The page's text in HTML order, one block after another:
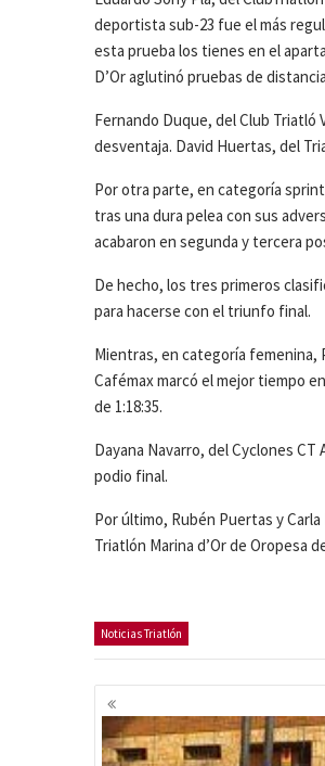
deportista sub-23 fue el más
esta prueba los tienes en el
D’Or aglutinó pruebas de
Fernando Duque, del Club Triatló
desventaja. David Huertas, del
Por otra parte, en categoría
tras una dura pelea con sus
acabaron en segunda y tercera
De hecho, los tres primeros
para hacerse con el triunfo final.
Mientras, en categoría femenina,
Cafémax marcó el mejor tiempo
de 1:18:35.
Dayana Navarro, del Cyclones
podio final.
Por último, Rubén Puertas y
Triatlón Marina d’Or de Oropesa
Noticias Triatlón
Navegación
de
entradas